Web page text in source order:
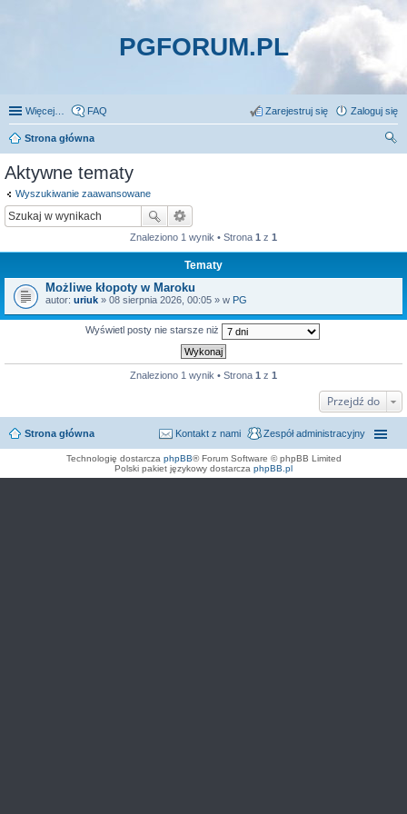
PGFORUM.PL
Więcej… FAQ Zaloguj się
Zarejestruj się
Strona główna
Aktywne tematy
Wyszukiwanie zaawansowane
Znaleziono 1 wynik • Strona 1 z 1
Tematy
Możliwe kłopoty w Maroku
autor: uriuk » 08 sierpnia 2026, 00:05 » w PG
Wyświetl posty nie starsze niż
Znaleziono 1 wynik • Strona 1 z 1
Przejdź do
Strona główna Zespół administracyjny
Kontakt z nami
Technologię dostarcza phpBB® Forum Software © phpBB Limited
Polski pakiet językowy dostarcza phpBB.pl